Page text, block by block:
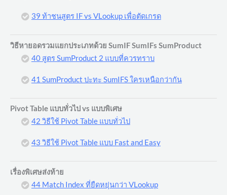
39 ท้าชนสูตร IF vs VLookup เพื่อตัดเกรด
วิธีหายอดรวมแยกประเภทด้วย SumIF SumIFs SumProduct
40 สูตร SumProduct 2 แบบที่ควรทราบ
41 SumProduct ปะทะ SumIFS ใครเหนือกว่ากัน
Pivot Table แบบทั่วไป vs แบบพิเศษ
42 วิธีใช้ Pivot Table แบบทั่วไป
43 วิธีใช้ Pivot Table แบบ Fast and Easy
เรื่องพิเศษส่งท้าย
44 Match Index ที่ยืดหยุ่นกว่า VLookup